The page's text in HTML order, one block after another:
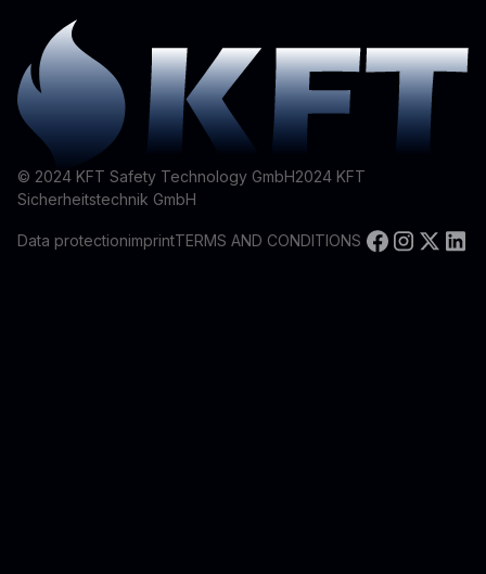
© 2024 KFT Safety Technology GmbH2024 KFT
Sicherheitstechnik GmbH
Data protectionimprintTERMS AND CONDITIONS